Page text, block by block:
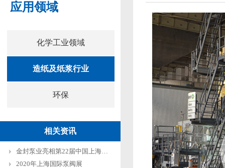
应用领域
化学工业领域
造纸及纸浆行业
环保
相关资讯
金封泵业亮相第22届中国上海环博会
2020年上海国际泵阀展